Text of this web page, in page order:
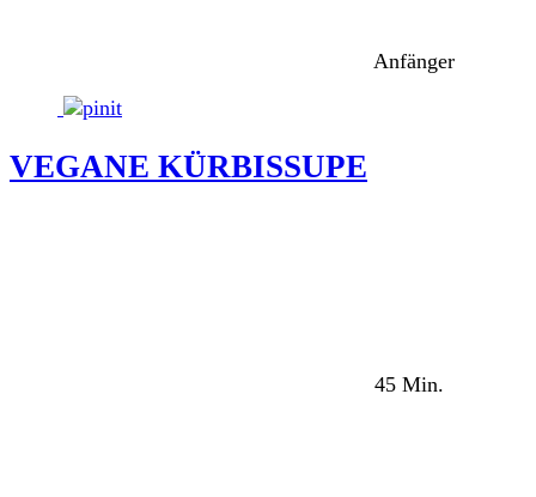
Anfänger
VEGANE KÜRBISSUPE
45 Min.